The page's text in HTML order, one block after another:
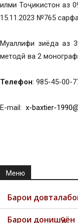
илми Тоҷикистон аз
15.11.2023 №765
Муаллифи зиёда аз
методӣ ва 2
Телефон: 985-45-00-
E-mail: x-baxtier-
Меню
Барои
Барои донишҷӯён